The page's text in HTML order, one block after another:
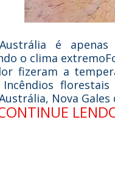
é
o clima
fizeram a
Nova